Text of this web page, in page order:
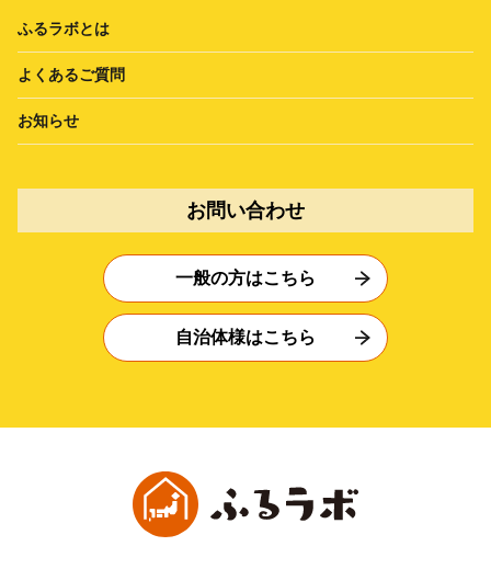
ふるラボとは
よくあるご質問
お知らせ
お問い合わせ
一般の方はこちら
自治体様はこちら